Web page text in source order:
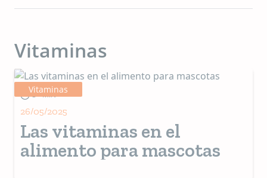
Vitaminas
Vitaminas
3+ MIN
26/05/2025
Las vitaminas en el
alimento para mascotas